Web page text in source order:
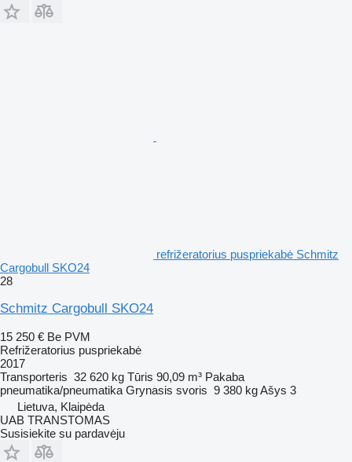
refrižeratorius puspriekabė Schmitz
Cargobull SKO24
28
Schmitz Cargobull SKO24
15 250 € Be PVM
Refrižeratorius puspriekabė
2017
Transporteris 32 620 kg Tūris 90,09 m³ Pakaba
pneumatika/pneumatika Grynasis svoris 9 380 kgAšys 3
Lietuva, Klaipėda
UAB TRANSTOMAS
Susisiekite su pardavėju